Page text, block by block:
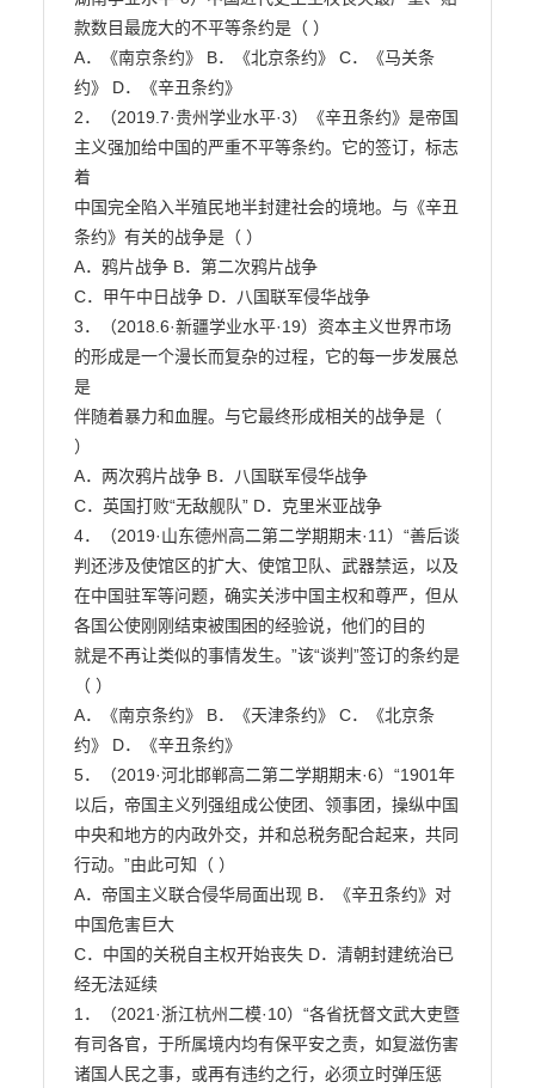
款数目最庞大的不平等条约是（ ）
A．《南京条约》 B．《北京条约》 C．《马关条
约》 D．《辛丑条约》
2．（2019.7·贵州学业水平·3）《辛丑条约》是帝国
主义强加给中国的严重不平等条约。它的签订，标志
着
中国完全陷入半殖民地半封建社会的境地。与《辛丑
条约》有关的战争是（ ）
A．鸦片战争 B．第二次鸦片战争
C．甲午中日战争 D．八国联军侵华战争
3．（2018.6·新疆学业水平·19）资本主义世界市场
的形成是一个漫长而复杂的过程，它的每一步发展总
是
伴随着暴力和血腥。与它最终形成相关的战争是（
）
A．两次鸦片战争 B．八国联军侵华战争
C．英国打败“无敌舰队” D．克里米亚战争
4．（2019·山东德州高二第二学期期末·11）“善后谈
判还涉及使馆区的扩大、使馆卫队、武器禁运，以及
在中国驻军等问题，确实关涉中国主权和尊严，但从
各国公使刚刚结束被围困的经验说，他们的目的
就是不再让类似的事情发生。”该“谈判”签订的条约是
（ ）
A．《南京条约》 B．《天津条约》 C．《北京条
约》 D．《辛丑条约》
5．（2019·河北邯郸高二第二学期期末·6）“1901年
以后，帝国主义列强组成公使团、领事团，操纵中国
中央和地方的内政外交，并和总税务配合起来，共同
行动。”由此可知（ ）
A．帝国主义联合侵华局面出现 B．《辛丑条约》对
中国危害巨大
C．中国的关税自主权开始丧失 D．清朝封建统治已
经无法延续
1．（2021·浙江杭州二模·10）“各省抚督文武大吏暨
有司各官，于所属境内均有保平安之责，如复滋伤害
诸国人民之事，或再有违约之行，必须立时弹压惩